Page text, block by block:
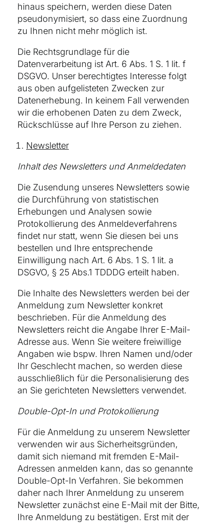
hinaus speichern, werden diese Daten
pseudonymisiert, so dass eine Zuordnung
zu Ihnen nicht mehr möglich ist.
Die Rechtsgrundlage für die
Datenverarbeitung ist Art. 6 Abs. 1 S. 1 lit. f
DSGVO. Unser berechtigtes Interesse folgt
aus oben aufgelisteten Zwecken zur
Datenerhebung. In keinem Fall verwenden
wir die erhobenen Daten zu dem Zweck,
Rückschlüsse auf Ihre Person zu ziehen.
Newsletter
Inhalt des Newsletters und Anmeldedaten
Die Zusendung unseres Newsletters sowie
die Durchführung von statistischen
Erhebungen und Analysen sowie
Protokollierung des Anmeldeverfahrens
findet nur statt, wenn Sie diesen bei uns
bestellen und Ihre entsprechende
Einwilligung nach Art. 6 Abs. 1 S. 1 lit. a
DSGVO, § 25 Abs.1 TDDDG erteilt haben.
Die Inhalte des Newsletters werden bei der
Anmeldung zum Newsletter konkret
beschrieben. Für die Anmeldung des
Newsletters reicht die Angabe Ihrer E-Mail-
Adresse aus. Wenn Sie weitere freiwillige
Angaben wie bspw. Ihren Namen und/oder
Ihr Geschlecht machen, so werden diese
ausschließlich für die Personalisierung des
an Sie gerichteten Newsletters verwendet.
Double-Opt-In und Protokollierung
Für die Anmeldung zu unserem Newsletter
verwenden wir aus Sicherheitsgründen,
damit sich niemand mit fremden E-Mail-
Adressen anmelden kann, das so genannte
Double-Opt-In Verfahren. Sie bekommen
daher nach Ihrer Anmeldung zu unserem
Newsletter zunächst eine E-Mail mit der Bitte,
Ihre Anmeldung zu bestätigen. Erst mit der